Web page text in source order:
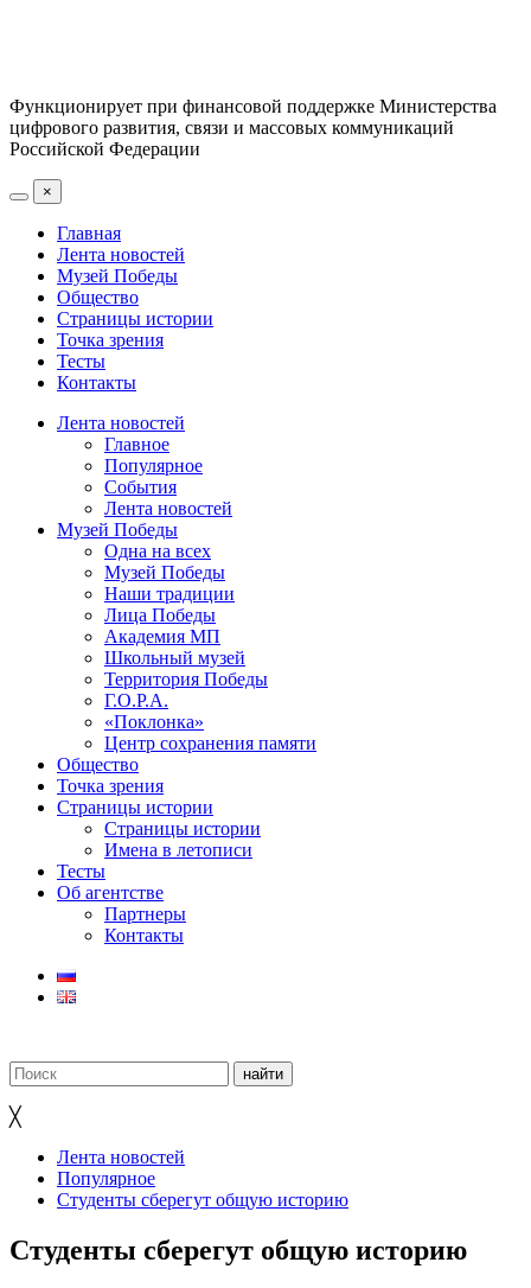
Функционирует при финансовой поддержке Министерства
цифрового развития, связи и массовых коммуникаций
Российской Федерации
×
Главная
Лента новостей
Музей Победы
Общество
Страницы истории
Точка зрения
Тесты
Контакты
Лента новостей
Главное
Популярное
События
Лента новостей
Музей Победы
Одна на всех
Музей Победы
Наши традиции
Лица Победы
Академия МП
Школьный музей
Территория Победы
Г.О.Р.А.
«Поклонка»
Центр сохранения памяти
Общество
Точка зрения
Страницы истории
Страницы истории
Имена в летописи
Тесты
Об агентстве
Партнеры
Контакты
╳
Лента новостей
Популярное
Студенты сберегут общую историю
Студенты сберегут общую историю